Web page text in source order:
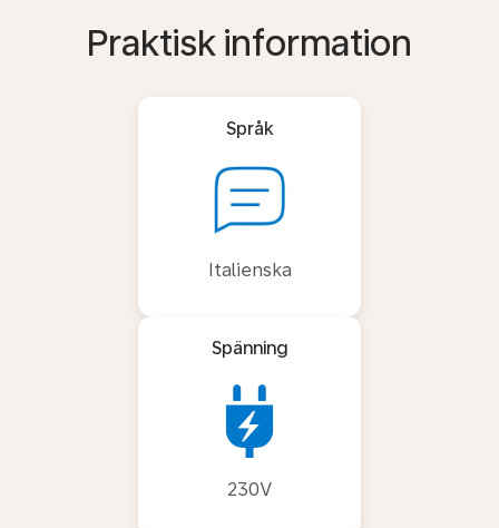
Praktisk information
Språk
Italienska
Spänning
230V